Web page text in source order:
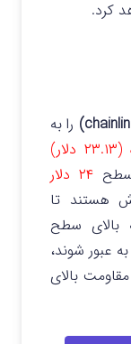
کرد.
را به
سطح ۲۴ دلار
هستند تا
بالای سطح
عبور شوند،
بالای